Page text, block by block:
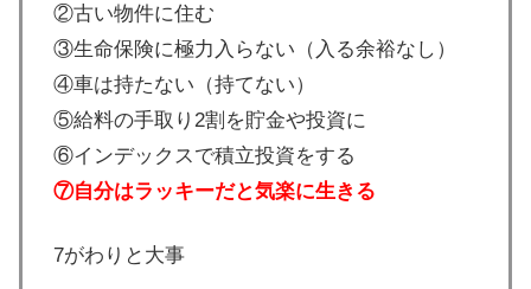
②古い物件に住む
③生命保険に極力入らない（入る余裕なし）
④車は持たない（持てない）
⑤給料の手取り2割を貯金や投資に
⑥インデックスで積立投資をする
⑦自分はラッキーだと気楽に生きる
7がわりと大事